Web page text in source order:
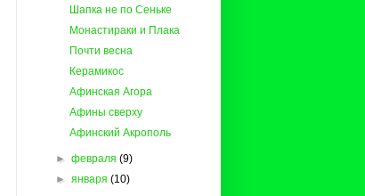
Шапка не по Сеньке
Монастираки и Плака
Почти весна
Керамикос
Афинская Агора
Афины сверху
Афинский Акрополь
►февраля(9)
►января(10)